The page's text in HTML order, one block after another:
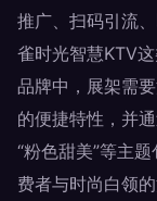
推广、扫码引流
雀时光智慧KTV
品牌中，展架需
的便捷特性，并
“粉色甜美”等主
费者与时尚白领的